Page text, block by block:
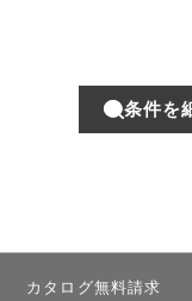
条件を
カタログ無料請求